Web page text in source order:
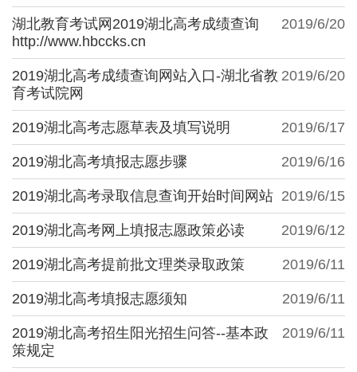
2019/6/20
湖北教育考试网2019湖北高考成绩查询
http://www.hbccks.cn
2019/6/20
2019湖北高考成绩查询网站入口-湖北省教
育考试院网
2019/6/17
2019湖北高考志愿草表及填写说明
2019/6/16
2019湖北高考填报志愿步骤
2019/6/15
2019湖北高考录取信息查询开始时间网站
2019/6/12
2019湖北高考网上填报志愿政策必读
2019/6/11
2019湖北高考提前批文理类录取政策
2019/6/11
2019湖北高考填报志愿须知
2019/6/11
2019湖北高考招生阳光招生问答--基本政
策规定